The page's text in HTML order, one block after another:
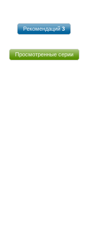
Рекомендаций3
Просмотренные серии